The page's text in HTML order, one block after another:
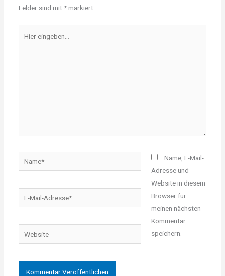
Felder sind mit*markiert
eingeben…
Mail-
Website
Name, E-Mail-
Adresse und
Website in diesem
Browser für
meinen nächsten
Kommentar
speichern.